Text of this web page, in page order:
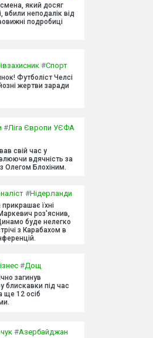
який досяг
вбили неподалік від
подробиці
#Спорт
Футболіст Челсі
жертви заради
#Ліга Європи УЄФА
свій час у
вдячність за
Олегом Блохіним.
#Нідерланди
їхні
роз'яснив,
буде нелегко
з Карабахом в
#Дощ
загинув
блискавки під час
ще 12 осіб
#Азербайджан